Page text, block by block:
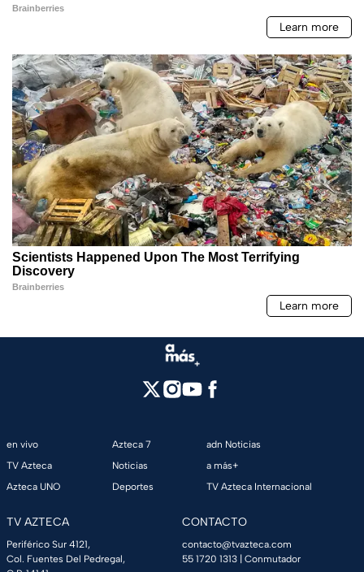
en vivo
TV Azteca
Azteca UNO
Azteca 7
Noticias
Deportes
adn Noticias
a más+
TV Azteca Internacional
TV AZTECA
Periférico Sur 4121,
Col. Fuentes Del Pedregal,
CONTACTO
contacto@tvazteca.com
55 1720 1313 | Conmutador